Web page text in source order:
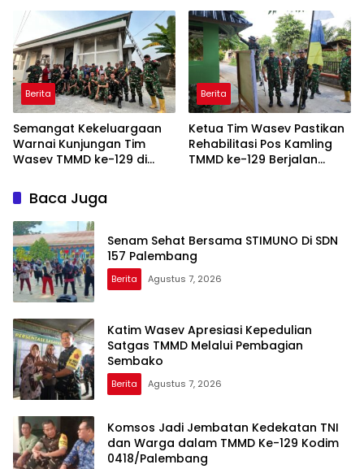
Berita
Semangat Kekeluargaan
Warnai Kunjungan Tim
Wasev TMMD ke-129 di
Berita
Ketua Tim Wasev Pastikan
Rehabilitasi Pos Kamling
TMMD ke-129 Berjalan
Baca Juga
Senam Sehat Bersama STIMUNO Di SDN
157 Palembang
Berita Agustus 7, 2026
Katim Wasev Apresiasi Kepedulian
Satgas TMMD Melalui Pembagian
Sembako
Berita Agustus 7, 2026
Komsos Jadi Jembatan Kedekatan TNI
dan Warga dalam TMMD Ke-129 Kodim
0418/Palembang